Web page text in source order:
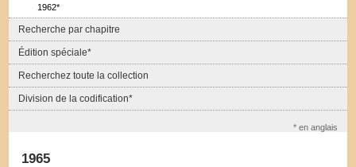
1962*
Recherche par chapitre
Édition spéciale*
Recherchez toute la collection
Division de la codification*
* en anglais
1965